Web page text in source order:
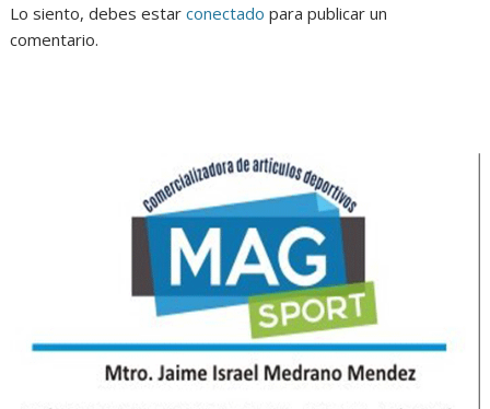
Lo siento, debes estarconectado para publicar un
comentario.